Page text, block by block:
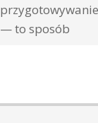
— to sposób